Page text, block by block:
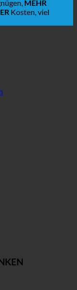
MEHR
Kosten, viel